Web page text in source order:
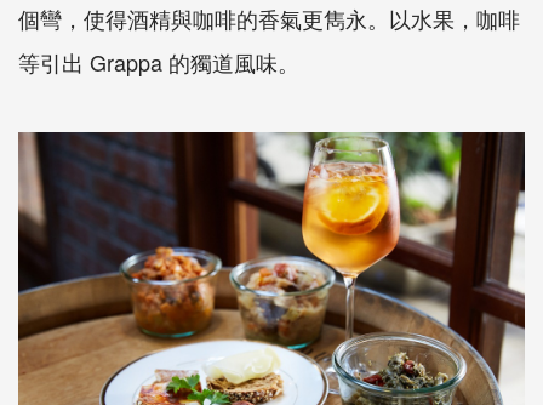
個彎，使得酒精與咖啡的香氣更雋永。以水果，咖啡
等引出 Grappa 的獨道風味。